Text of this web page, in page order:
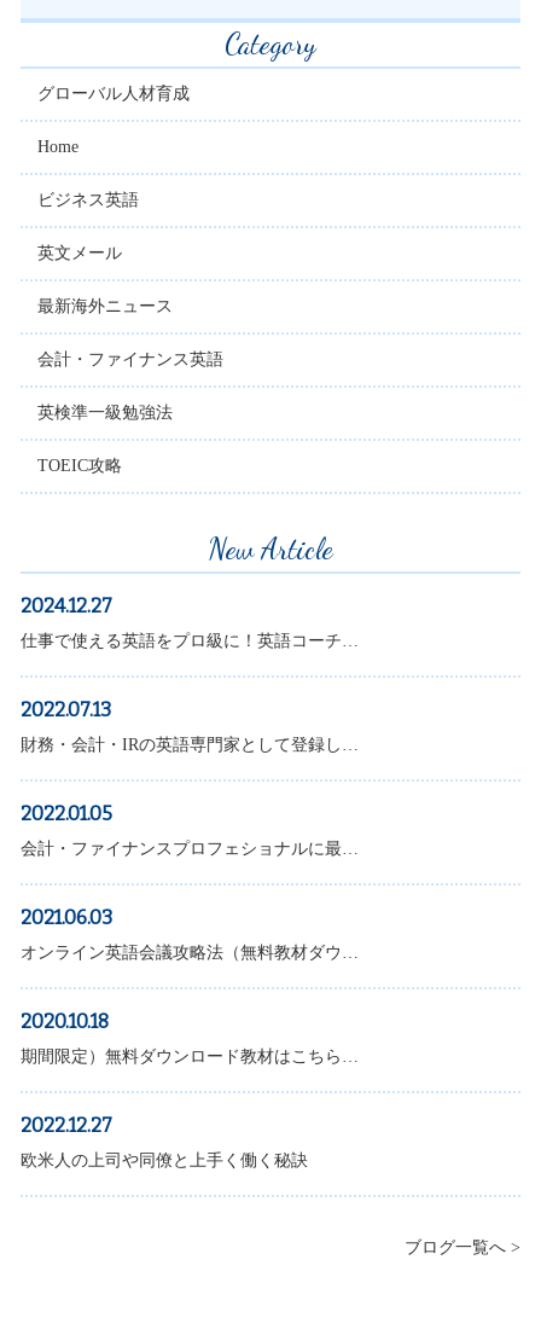
Category
グローバル人材育成
Home
ビジネス英語
英文メール
最新海外ニュース
会計・ファイナンス英語
英検準一級勉強法
TOEIC攻略
New Article
2024.12.27
仕事で使える英語をプロ級に！英語コーチ…
2022.07.13
財務・会計・IRの英語専門家として登録し…
2022.01.05
会計・ファイナンスプロフェショナルに最…
2021.06.03
オンライン英語会議攻略法（無料教材ダウ…
2020.10.18
期間限定）無料ダウンロード教材はこちら…
2022.12.27
欧米人の上司や同僚と上手く働く秘訣
ブログ一覧へ >